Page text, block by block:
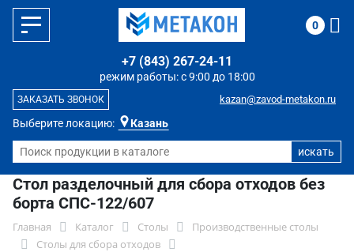
Выберите локацию: Казань
режим работы: с 9:00 до 18:00
+7 (843) 267-24-11
kazan@zavod-metakon.ru
ЗАКАЗАТЬ ЗВОНОК
0
Стол разделочный для сбора отходов без
борта СПС-122/607
Главная Каталог Столы
Производственные столы
Столы для сбора отходов